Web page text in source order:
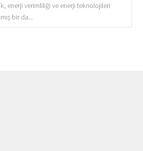
enerji verimliliği ve enerji teknolojileri
bir da...